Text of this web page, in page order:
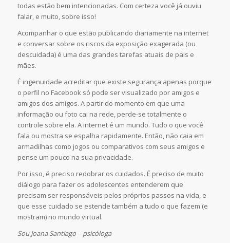
todas estão bem intencionadas. Com certeza você já ouviu
falar, e muito, sobre isso!
Acompanhar o que estão publicando diariamente na internet
e conversar sobre os riscos da exposição exagerada (ou
descuidada) é uma das grandes tarefas atuais de pais e
mães.
É ingenuidade acreditar que existe segurança apenas porque
o perfil no Facebook só pode ser visualizado por amigos e
amigos dos amigos. A partir do momento em que uma
informação ou foto cai na rede, perde-se totalmente o
controle sobre ela. A internet é um mundo. Tudo o que você
fala ou mostra se espalha rapidamente. Então, não caia em
armadilhas como jogos ou comparativos com seus amigos e
pense um pouco na sua privacidade.
Por isso, é preciso redobrar os cuidados. É preciso de muito
diálogo para fazer os adolescentes entenderem que
precisam ser responsáveis pelos próprios passos na vida, e
que esse cuidado se estende também a tudo o que fazem (e
mostram) no mundo virtual.
Sou Joana Santiago – psicóloga